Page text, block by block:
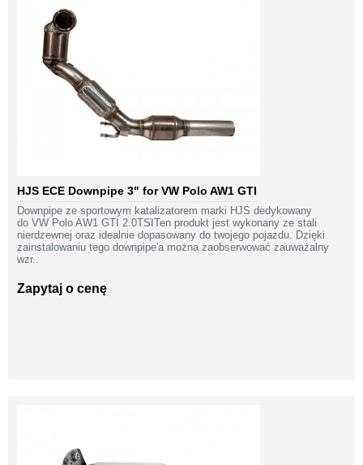
HJS ECE Downpipe 3" for VW Polo AW1 GTI
Downpipe ze sportowym katalizatorem marki HJS dedykowany
do VW Polo AW1 GTI 2.0TSITen produkt jest wykonany ze stali
nierdzewnej oraz idealnie dopasowany do twojego pojazdu. Dzięki
zainstalowaniu tego downpipe'a można zaobserwować zauważalny
wzr..
Zapytaj o cenę